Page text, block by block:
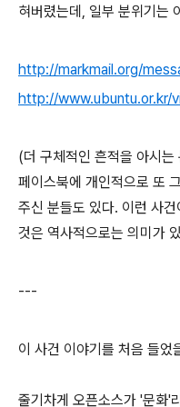
혀버렸는데 , 일부 분위기는
http://markmail.org/
http://www.ubuntu.or.kr/
(더 구체적인 흔적을 아시
페이스북에 개인적으로 또
주신 분들도 있다. 이런 사
것은 역사적으로는 의미가
---
이 사건 이야기를 처음 들었
줄기차게 오픈소스가 '문화'